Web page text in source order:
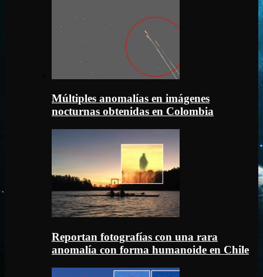
Múltiples anomalías en imágenes
nocturnas obtenidas en Colombia
Reportan fotografías con una rara
anomalía con forma humanoide en Chile